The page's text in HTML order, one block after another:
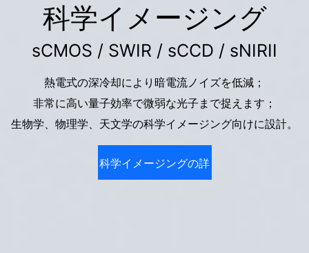
科学イメージング
sCMOS / SWIR / sCCD / sNIRII
熱電式の深冷却により暗電流ノイズを低減；
非常に高い量子効率で微弱な光子まで捉えます；
生物学、物理学、天文学の科学イメージング向けに設計。
科学イメージングの詳